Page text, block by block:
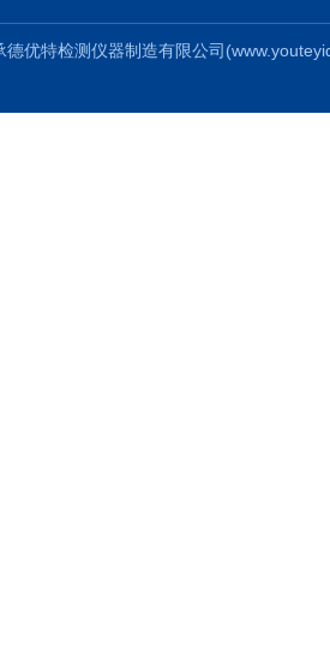
德优特检测仪器制造有限公司